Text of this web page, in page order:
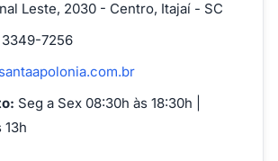
Leste, 2030 - Centro, Itajaí - SC
7256
Seg a Sex 08:30h às 18:30h |
13h